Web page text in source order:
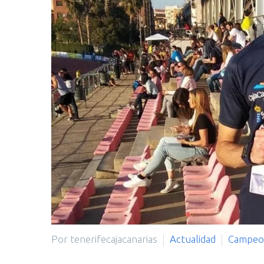
Por tenerifecajacanarias Actualidad